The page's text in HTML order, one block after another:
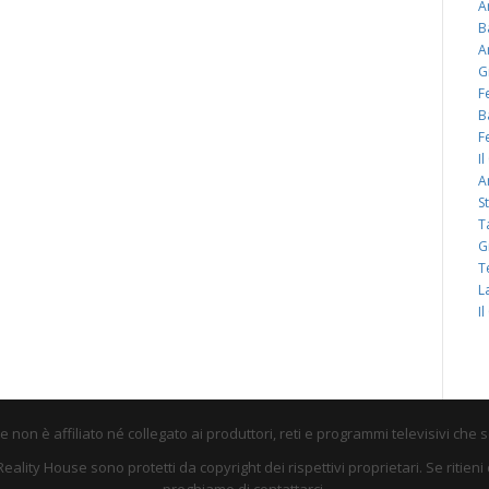
Il
Il
non è affiliato né collegato ai produttori, reti e programmi televisivi che
House sono protetti da copyright dei rispettivi proprietari. Se